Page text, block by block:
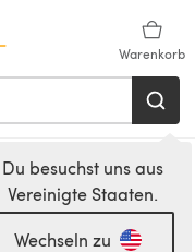
Warenkorb
Du besuchst uns aus
Vereinigte Staaten.
Wechseln zu
Baby Sport